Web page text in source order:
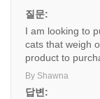
질문:
I am looking to
cats that weigh
product to
By Shawna
답변: